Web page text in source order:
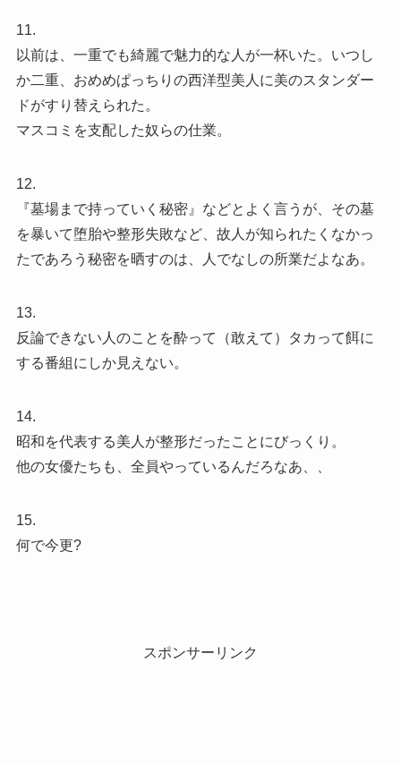
11.
以前は、一重でも綺麗で魅力的な人が一杯いた。いつし
か二重、おめめぱっちりの西洋型美人に美のスタンダー
ドがすり替えられた。
マスコミを支配した奴らの仕業。
12.
『墓場まで持っていく秘密』などとよく言うが、その墓
を暴いて堕胎や整形失敗など、故人が知られたくなかっ
たであろう秘密を晒すのは、人でなしの所業だよなあ。
13.
反論できない人のことを酔って（敢えて）タカって餌に
する番組にしか見えない。
14.
昭和を代表する美人が整形だったことにびっくり。
他の女優たちも、全員やっているんだろなあ、、
15.
何で今更?
スポンサーリンク